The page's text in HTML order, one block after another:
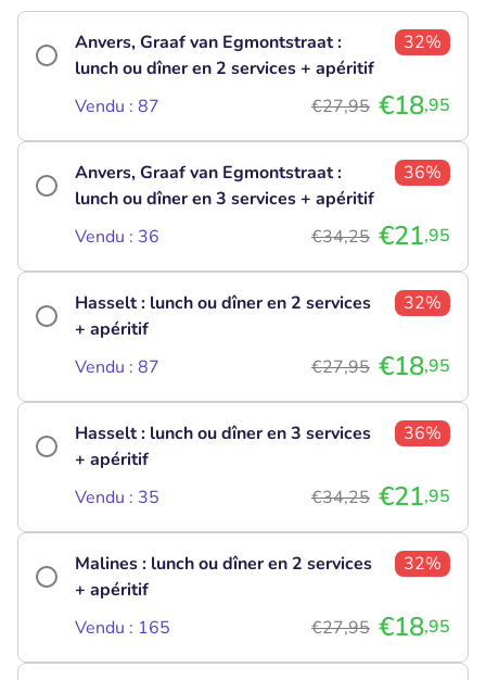
Anvers, Graaf van Egmontstraat :
lunch ou dîner en 2 services + apéritif
32%
Vendu : 87 €27,95 €18,95
Anvers, Graaf van Egmontstraat :
lunch ou dîner en 3 services + apéritif
36%
Vendu : 36 €34,25 €21,95
Hasselt : lunch ou dîner en 2 services
+ apéritif
32%
Vendu : 87 €27,95 €18,95
Hasselt : lunch ou dîner en 3 services
+ apéritif
36%
Vendu : 35 €34,25 €21,95
Malines : lunch ou dîner en 2 services
+ apéritif
32%
Vendu : 165 €27,95 €18,95